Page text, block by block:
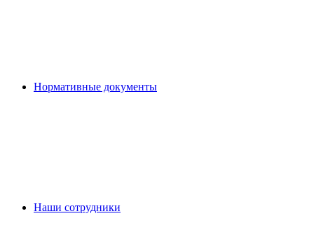
Нормативные документы
Наши сотрудники